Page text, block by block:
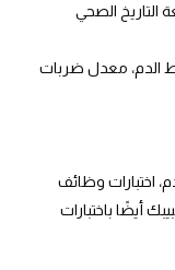
التاريخ الصحي
الدم، معدل ضربات
اختبارات وظائف
أيضًا باختبارات